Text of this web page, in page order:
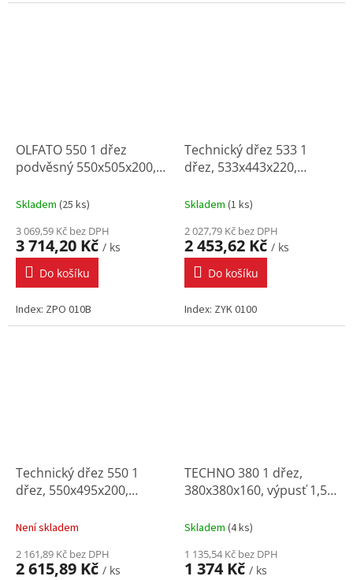
OLFATO 550 1 dřez
podvěsný 550x505x200,
9910 již součástí)
Skladem (25 ks)
3 069,59 Kč bez DPH
3 714,20 Kč / ks
Do košíku
Index: ZPO 010B
Technický dřez 533 1
dřez, 533x443x220,
9965)
Skladem (1 ks)
2 027,79 Kč bez DPH
2 453,62 Kč / ks
Do košíku
Index: ZYK 0100
Technický dřez 550 1
dřez, 550x495x200,
9969)
Není skladem
2 161,89 Kč bez DPH
2 615,89 Kč / ks
TECHNO 380 1 dřez,
380x380x160, výpusť 1,5"
Skladem (4 ks)
1 135,54 Kč bez DPH
1 374 Kč / ks